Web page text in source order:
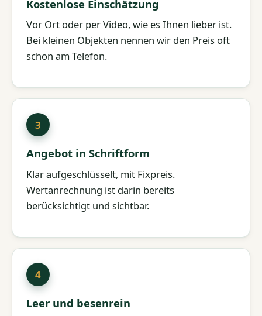
Kostenlose Einschätzung
Vor Ort oder per Video, wie es Ihnen lieber ist.
Bei kleinen Objekten nennen wir den Preis oft
schon am Telefon.
Angebot in Schriftform
Klar aufgeschlüsselt, mit Fixpreis.
Wertanrechnung ist darin bereits
berücksichtigt und sichtbar.
Leer und besenrein